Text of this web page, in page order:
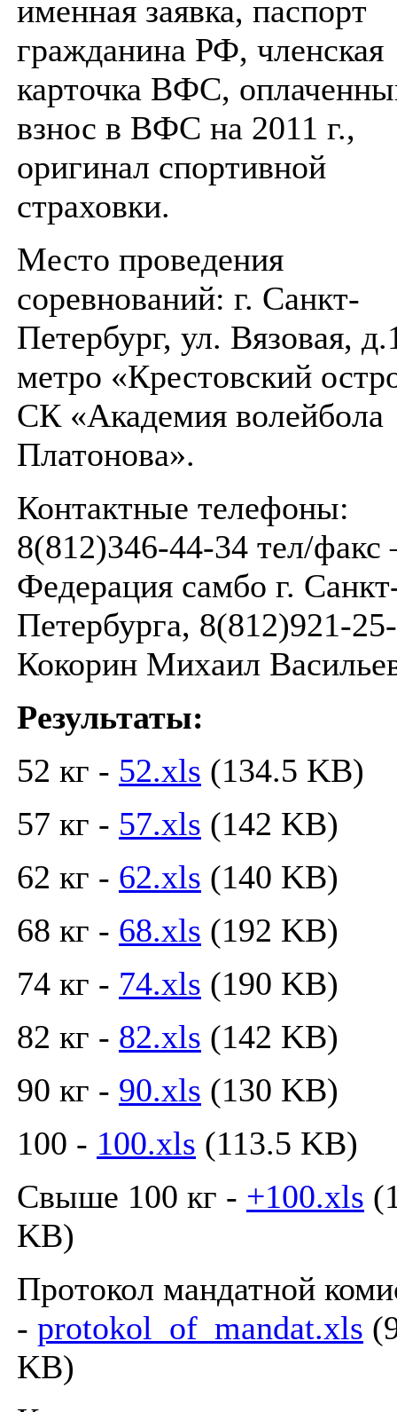
именная заявка, паспорт
гражданина РФ, членская
карточка ВФС,
взнос в ВФС на 2011 г.,
оригинал спортивной
страховки.
Место проведения
соревнований: г. Санкт-
Петербург, ул. Вязовая,
метро «Крестовский
СК «Академия волейбола
Платонова».
Контактные телефоны:
8(812)346-44-34 тел/
Федерация самбо г.
Петербурга, 8(812)921-
Кокорин Михаил
Результаты:
52 кг - 52.xls (134.5 KB)
57 кг - 57.xls (142 KB)
62 кг - 62.xls (140 KB)
68 кг - 68.xls (192 KB)
74 кг - 74.xls (190 KB)
82 кг - 82.xls (142 KB)
90 кг - 90.xls (130 KB)
100 - 100.xls (113.5 KB)
Свыше 100 кг - +100.xls
KB)
Протокол мандатной
- protokol_of_mandat.xls
KB)